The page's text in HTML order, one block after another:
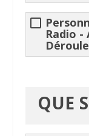
Radio -
QUE